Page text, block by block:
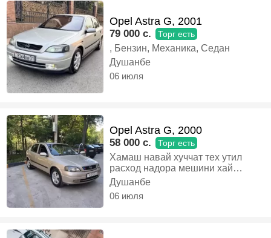
Opel Astra G, 2001
79 000 c. Торг есть
, Бензин, Механика, Седан
Душанбе
06 июля
Opel Astra G, 2000
58 000 c. Торг есть
Хамаш навай хуччат тех утил
расход надора мешини хай
мекни, Бензин, Механика,
Хэтчбек
Душанбе
06 июля